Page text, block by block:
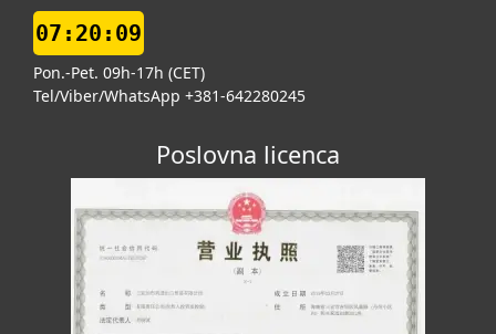
07:20:10
Pon.-Pet. 09h-17h (CET)
Tel/Viber/WhatsApp +381-642280245
Poslovna licenca